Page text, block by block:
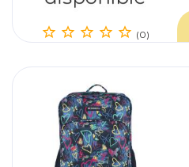
(0)